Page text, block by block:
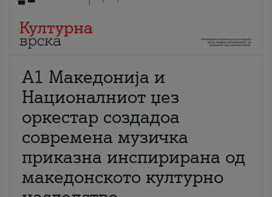
А1 Македонија и
Националниот џез
оркестар создадоа
современа музичка
приказна инспирирана од
македонското културно